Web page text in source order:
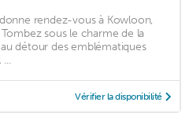
rendez-vous à Kowloon,
sous le charme de la
détour des emblématiques
Vérifier la disponibilité